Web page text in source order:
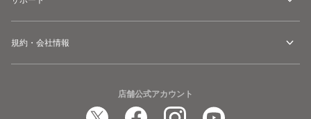
規約・会社情報
店舗公式アカウント